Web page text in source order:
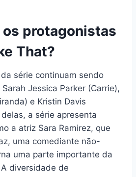
os protagonistas
That?
série continuam sendo
Jessica Parker (Carrie),
e Kristin Davis
a série apresenta
a atriz Sara Ramirez, que
uma comediante não-
uma parte importante da
diversidade de